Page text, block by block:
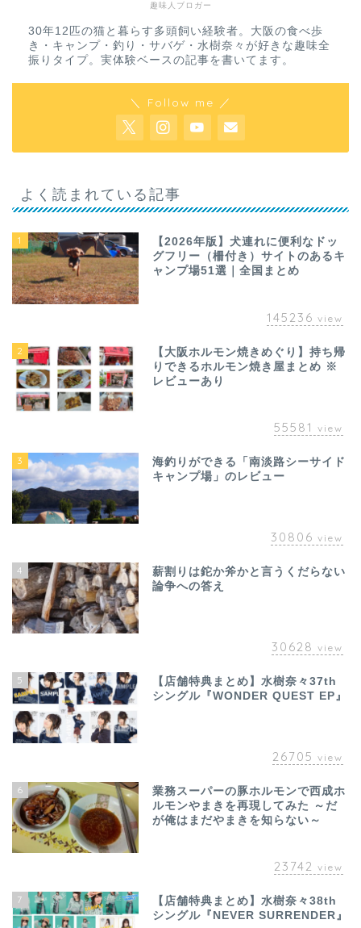
趣味人ブロガー
30年12匹の猫と暮らす多頭飼い経験者。大阪の食べ歩
き・キャンプ・釣り・サバゲ・水樹奈々が好きな趣味全
振りタイプ。実体験ベースの記事を書いてます。
＼ Follow me ／
よく読まれている記事
1
【2026年版】犬連れに便利なドッ
グフリー（柵付き）サイトのあるキ
ャンプ場51選｜全国まとめ
145236 view
2
【大阪ホルモン焼きめぐり】持ち帰
りできるホルモン焼き屋まとめ ※
レビューあり
55581 view
3
海釣りができる「南淡路シーサイド
キャンプ場」のレビュー
30806 view
4
薪割りは鉈か斧かと言うくだらない
論争への答え
30628 view
5
【店舗特典まとめ】水樹奈々37th
シングル『WONDER QUEST EP』
26705 view
6
業務スーパーの豚ホルモンで西成ホ
ルモンやまきを再現してみた ～だ
が俺はまだやまきを知らない～
23742 view
7
【店舗特典まとめ】水樹奈々38th
シングル『NEVER SURRENDER』